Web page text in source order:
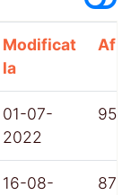
Modificat
la
01-07-
2022
955
16-08-
874